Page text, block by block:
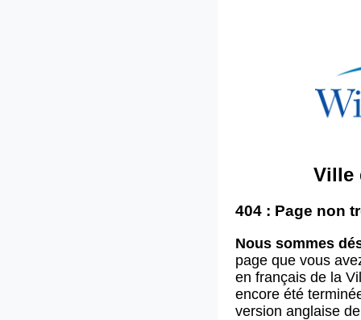
Ville
404 : Page non
Nous sommes
page que vous
en français de la
encore été
version anglaise